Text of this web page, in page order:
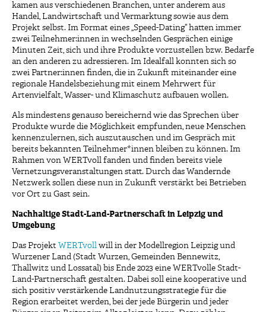
kamen aus verschiedenen Branchen, unter anderem aus
Handel, Landwirtschaft und Vermarktung sowie aus dem
Projekt selbst. Im Format eines „Speed-Dating“ hatten immer
zwei Teilnehmer:innen in wechselnden Gesprächen einige
Minuten Zeit, sich und ihre Produkte vorzustellen bzw. Bedarfe
an den anderen zu adressieren. Im Idealfall konnten sich so
zwei Partner:innen finden, die in Zukunft miteinander eine
regionale Handelsbeziehung mit einem Mehrwert für
Artenvielfalt, Wasser- und Klimaschutz aufbauen wollen.
Als mindestens genauso bereichernd wie das Sprechen über
Produkte wurde die Möglichkeit empfunden, neue Menschen
kennenzulernen, sich auszutauschen und im Gespräch mit
bereits bekannten Teilnehmer*innen bleiben zu können. Im
Rahmen von WERTvoll fanden und finden bereits viele
Vernetzungsveranstaltungen statt. Durch das Wandernde
Netzwerk sollen diese nun in Zukunft verstärkt bei Betrieben
vor Ort zu Gast sein.
Nachhaltige Stadt-Land-Partnerschaft in Leipzig und
Umgebung
Das Projekt WERTvoll will in der Modellregion Leipzig und
Wurzener Land (Stadt Wurzen, Gemeinden Bennewitz,
Thallwitz und Lossatal) bis Ende 2023 eine WERTvolle Stadt-
Land-Partnerschaft gestalten. Dabei soll eine kooperative und
sich positiv verstärkende Landnutzungsstrategie für die
Region erarbeitet werden, bei der jede Bürgerin und jeder